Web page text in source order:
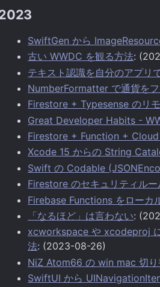
SwiftGen から
古い WWDC を観る方法:
テキスト認識を自分のアプリ
NumberFormatter で通貨を
Firestore + Typesense のリ
Great Developer Habits -
Firestore + Function + Cloud
Xcode 15 からの String
Swift の Codable
Firestore のセキュリティルー
Firebase Functions をローカ
「なるほど」は言わない:
xcworkspace や xcodeproj
法: (2023-08-26)
NiZ Atom66 の win mac 切り
SwiftUI から